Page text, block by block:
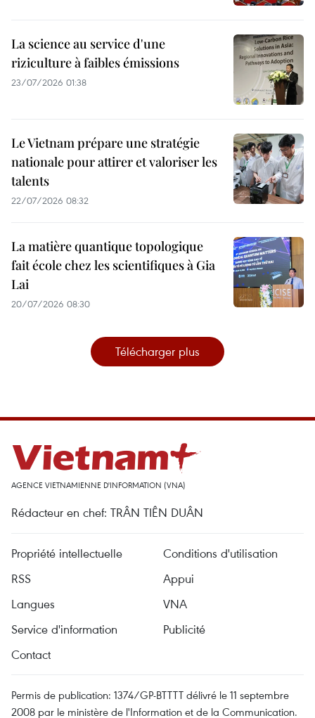
La science au service d'une
riziculture à faibles émissions
23/07/2026 01:38
Le Vietnam prépare une stratégie
nationale pour attirer et valoriser les
talents
22/07/2026 08:32
La matière quantique topologique
fait école chez les scientifiques à Gia
Lai
20/07/2026 08:30
Télécharger plus
AGENCE VIETNAMIENNE D'INFORMATION (VNA)
Rédacteur en chef: TRÂN TIÊN DUÂN
Propriété intellectuelle
Conditions d'utilisation
RSS
Appui
Langues
VNA
Service d'information
Publicité
Contact
Permis de publication: 1374/GP-BTTTT délivré le 11 septembre
2008 par le ministère de l'Information et de la Communication.